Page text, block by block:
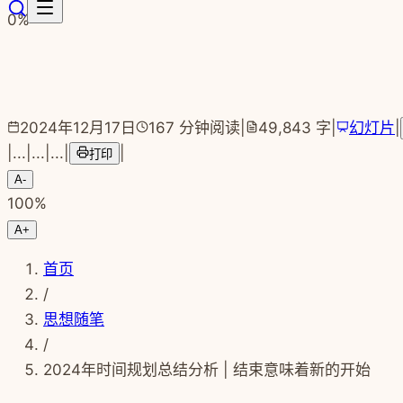
跳转到主要内容
0%
2024年12月17日 167 分钟阅读 49,843 字 幻灯片
... ... ... 打印
A-
100%
A+
首页
/
思想随笔
/
2024年时间规划总结分析 | 结束意味着新的开始